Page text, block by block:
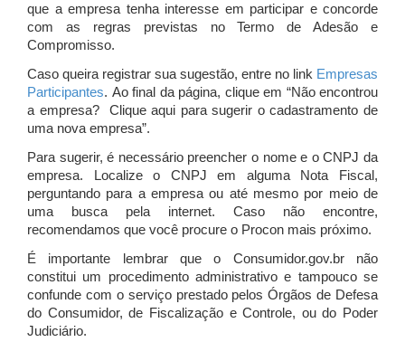
que a empresa tenha interesse em participar e concorde
com as regras previstas no Termo de Adesão e
Compromisso.
Caso queira registrar sua sugestão, entre no link Empresas
Participantes. Ao final da página, clique em “Não encontrou
a empresa? Clique aqui para sugerir o cadastramento de
uma nova empresa”.
Para sugerir, é necessário preencher o nome e o CNPJ da
empresa. Localize o CNPJ em alguma Nota Fiscal,
perguntando para a empresa ou até mesmo por meio de
uma busca pela internet. Caso não encontre,
recomendamos que você procure o Procon mais próximo.
É importante lembrar que o Consumidor.gov.br não
constitui um procedimento administrativo e tampouco se
confunde com o serviço prestado pelos Órgãos de Defesa
do Consumidor, de Fiscalização e Controle, ou do Poder
Judiciário.